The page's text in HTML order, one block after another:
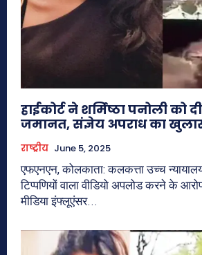
हाईकोर्ट ने शर्मिष्ठा पनोली को
जमानत, संज्ञेय अपराध का
राष्ट्रीय June 5, 2025
एफएनएन, कोलकाता: कलकत्ता उच्च
टिप्पणियों वाला वीडियो अपलोड करने के
मीडिया इंफ्लूएंसर...